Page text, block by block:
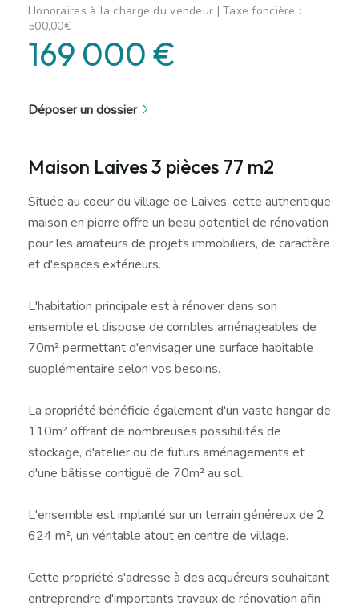
Honoraires à la charge du vendeur | Taxe foncière :
500,00€
169 000 €
Déposer un dossier
Maison Laives 3 pièces 77 m2
Située au coeur du village de Laives, cette authentique
maison en pierre offre un beau potentiel de rénovation
pour les amateurs de projets immobiliers, de caractère
et d'espaces extérieurs.
L'habitation principale est à rénover dans son
ensemble et dispose de combles aménageables de
70m² permettant d'envisager une surface habitable
supplémentaire selon vos besoins.
La propriété bénéficie également d'un vaste hangar de
110m² offrant de nombreuses possibilités de
stockage, d'atelier ou de futurs aménagements et
d'une bâtisse contiguë de 70m² au sol.
L'ensemble est implanté sur un terrain généreux de 2
624 m², un véritable atout en centre de village.
Cette propriété s'adresse à des acquéreurs souhaitant
entreprendre d'importants travaux de rénovation afin